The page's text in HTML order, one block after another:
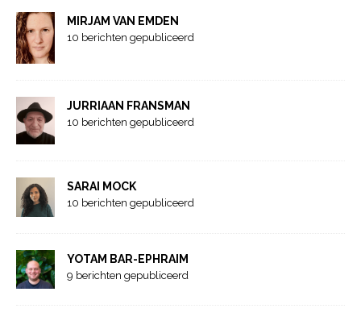
MIRJAM VAN EMDEN
10 berichten gepubliceerd
JURRIAAN FRANSMAN
10 berichten gepubliceerd
SARAI MOCK
10 berichten gepubliceerd
YOTAM BAR-EPHRAIM
9 berichten gepubliceerd